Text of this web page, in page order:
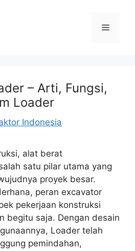
Menu
– Arti, Fungsi,
Loader
Indonesia
alat berat
satu pilar utama yang
proyek besar.
peran excavator
pekerjaan konstruksi
begitu saja. Dengan desain
Loader telah
pemindahan,